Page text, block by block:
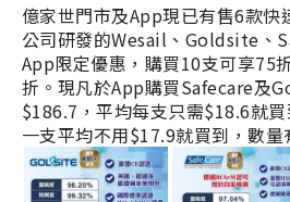
億家世門市及App現已有售6款快
公司研發的Wesail、Goldsite、
App限定優惠，購買10支可享75
折。現凡於App購買Safecare及
$186.7，平均每支只需$18.6就
一支平均不用$17.9就買到，數量